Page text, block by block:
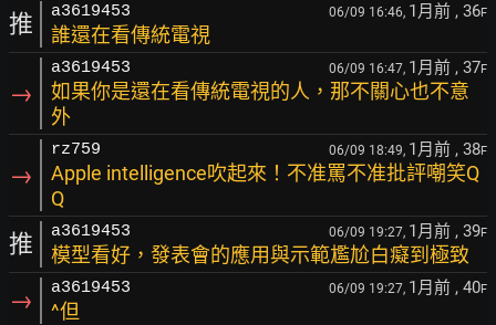
推 a3619453 06/09 16:46, 1月前 , 36F
誰還在看傳統電視
→
a3619453 06/09 16:47, 1月前 , 37F
如果你是還在看傳統電視的人，那不關心也不意
外
→
rz759 06/09 18:49, 1月前 , 38F
Apple intelligence吹起來！不准罵不准批評嘲笑Q
Q
推 a3619453 06/09 19:27, 1月前 , 39F
模型看好，發表會的應用與示範尷尬白癡到極致
→ a3619453 06/09 19:27, 1月前 , 40F
^但